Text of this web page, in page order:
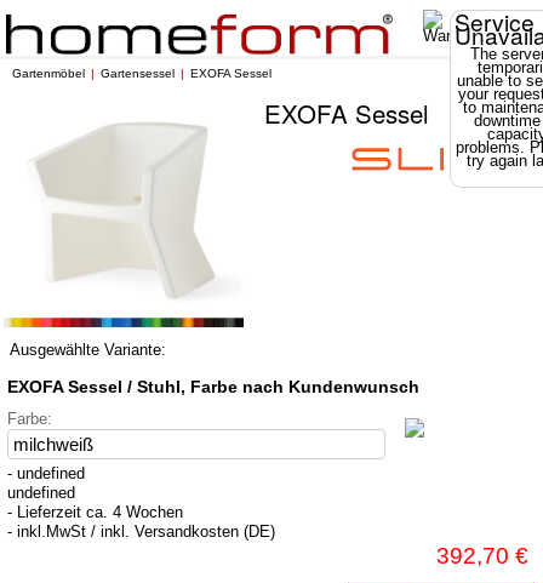
Service
The
unable to
your
to
problems.
try again
Gartenmöbel Gartensessel EXOFA Sessel
EXOFA Sessel
Ausgewählte Variante:
EXOFA Sessel / Stuhl, Farbe nach Kundenwunsch
Farbe:
- undefined
undefined
- Lieferzeit ca. 4 Wochen
- inkl.MwSt / inkl. Versandkosten (DE)
392,70 €